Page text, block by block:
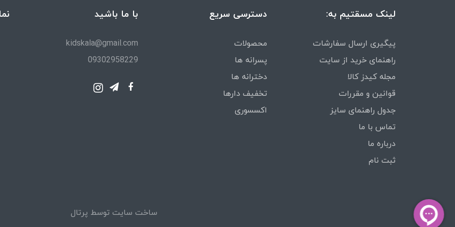
لینک مسقتیم به:
پیگیری ارسال سفارشات
راهنمای خرید از سایت
مجله کیدز کالا
قوانین و مقررات
جدول راهنمای سایز
تماس با ما
درباره ما
ثبت نام
دسترسی سریع
محصولات
پسرانه ها
دخترانه ها
تخفیف دارها
اکسسوری
با ما باشید
kidskala@gmail.com
09302958229
ساخت سایت توسط پرتال